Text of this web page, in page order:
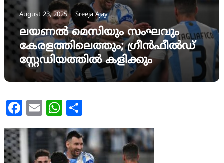
August 23, 2025 Sreeja Ajay
ലയണൽ മെസിയും സംഘവും
കേരളത്തിലെത്തും; ഗ്രീൻഫീൽഡ്
സ്റ്റേഡിയത്തിൽ കളിക്കും
Facebook
Email WhatsApp